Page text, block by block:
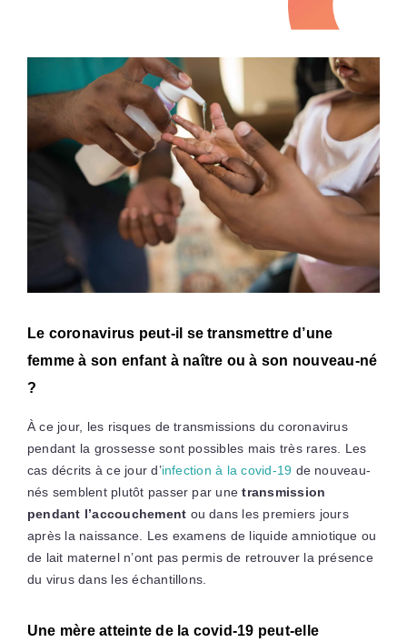
Le coronavirus peut-il se transmettre d’une
femme à son enfant à naître ou à son nouveau-né
?
À ce jour, les risques de transmissions du coronavirus
pendant la grossesse sont possibles mais très rares. Les
cas décrits à ce jour d’infection à la covid-19 de nouveau-
nés semblent plutôt passer par unetransmission
pendant l’accouchement ou dans les premiers jours
après la naissance. Les examens de liquide amniotique ou
de lait maternel n’ont pas permis de retrouver la présence
du virus dans les échantillons.
Une mère atteinte de la covid-19 peut-elle